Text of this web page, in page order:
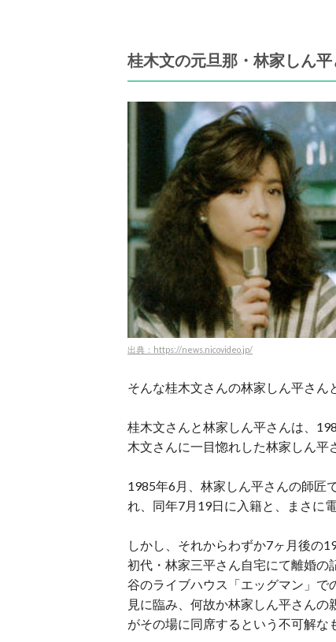
桂木文の元旦那・林家しん
出典：https://news.nicovideo.jp/
そんな桂木文さんの林家しん平さん
桂木文さんと林家しん平さんは、
木文さんに一目惚れした林家しん平
1985年6月、林家しん平さんの師匠
れ、同年7月19日に入籍と、まさに
しかし、それからわずか7ヶ月後の
初代・林家三平さん自宅にて離婚
谷のライブハウス「エッグマン」で
見に臨み、何故か林家しん平さんの
がその場に同席するという不可解な